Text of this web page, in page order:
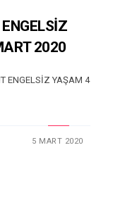
2020
ENGELSİZ YAŞAM 4
5 MART 2020